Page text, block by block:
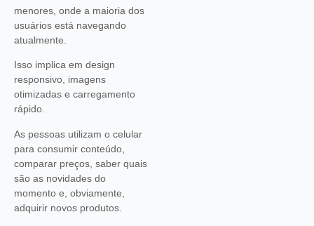
menores, onde a maioria dos
usuários está navegando
atualmente.
Isso implica em design
responsivo, imagens
otimizadas e carregamento
rápido.
As pessoas utilizam o celular
para consumir conteúdo,
comparar preços, saber quais
são as novidades do
momento e, obviamente,
adquirir novos produtos.